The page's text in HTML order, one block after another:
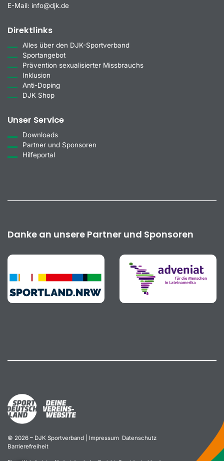
E-Mail: info@djk.de
Direktlinks
Alles über den DJK-Sportverband
Sportangebot
Prävention sexualisierter Missbrauchs
Inklusion
Anti-Doping
DJK Shop
Unser Service
Downloads
Partner und Sponsoren
Hilfeportal
Danke an unsere Partner und Sponsoren
© 2026 – DJK Sportverband | Impressum Datenschutz
Barrierefreiheit